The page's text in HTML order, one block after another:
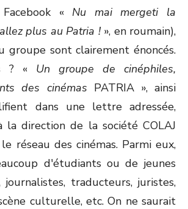
« Nu mai mergeti la
plus au Patria ! », en roumain),
groupe sont clairement énoncés.
? « Un groupe de cinéphiles,
des cinémas PATRIA », ainsi
dans une lettre adressée,
direction de la société COLAJ
réseau des cinémas. Parmi eux,
d'étudiants ou de jeunes
journalistes, traducteurs, juristes,
culturelle, etc. On ne saurait